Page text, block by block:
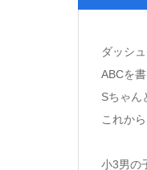
ダッシ
ABCを
Sちゃん
これか
小3男の